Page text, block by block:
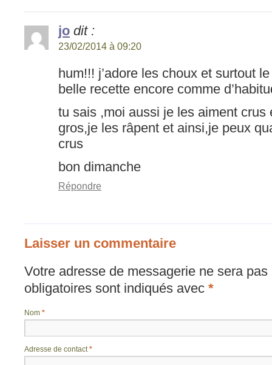
jo dit :
23/02/2014 à 09:20
hum!!! j’adore les choux et surtout
belle recette encore comme
tu sais ,moi aussi je les aiment crus
gros,je les râpent et ainsi,je peux
crus
bon dimanche
Répondre
Laisser un commentaire
Votre adresse de messagerie ne sera pas
obligatoires sont indiqués avec *
Nom *
Adresse de contact*